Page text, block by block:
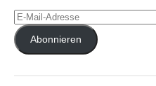
E-
Mail-
AdresseAbonnieren